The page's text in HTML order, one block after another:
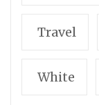
Travel
White